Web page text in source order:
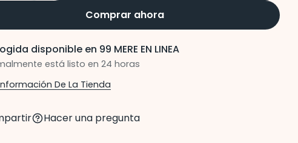
Comprar ahora
disponible en 99 MERE EN LINEA
está listo en 24 horas
De La Tienda
Hacer una pregunta